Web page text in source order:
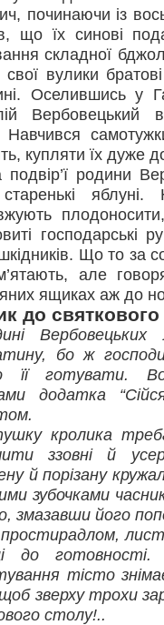
починаючи із
що їх синові
складної
свої вулики
Оселившись у
Вербовецький
Навчився
купляти їх дуже
подвір’ї родини
старенькі
господарські
Що то за
але
ящиках аж до
до святкового
бо ж
її готувати.
додатка
кролика
ззовні й
й порізану
зубочками
змазавши його
до
тісто
зверху трохи
столу!..